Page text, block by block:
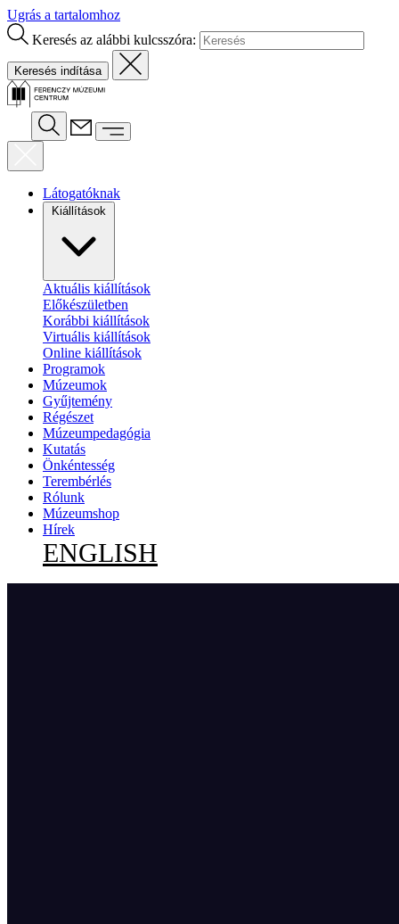
Ugrás a tartalomhoz
Keresés az alábbi kulcsszóra:
Látogatóknak
Kiállítások
Aktuális kiállítások
Előkészületben
Korábbi kiállítások
Virtuális kiállítások
Online kiállítások
Programok
Múzeumok
Gyűjtemény
Régészet
Múzeumpedagógia
Kutatás
Önkéntesség
Terembérlés
Rólunk
Múzeumshop
Hírek
ENGLISH